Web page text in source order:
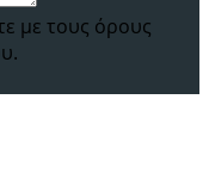
με τους όρους